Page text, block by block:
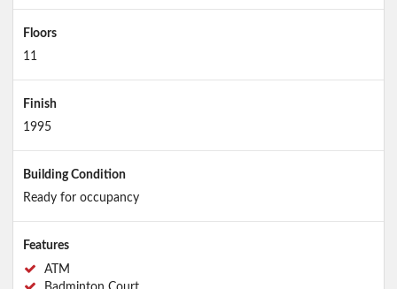
Floors
11
Finish
1995
Building Condition
Ready for occupancy
Features
ATM